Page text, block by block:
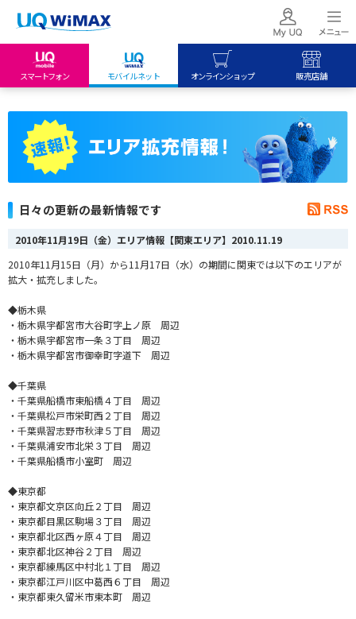
スマートフォン モバイルネット オンラインショップ 販売店舗
My UQ mobile
UQ mobile
UQ WiMAX
UQ WiMAX
日々の更新の最新情報です
2010年11月19日（金）エリア情報【関東エリア】 2010.11.19
2010年11月15日（月）から11月17日（水）の期間に関東では以下のエリアが
拡大・拡充しました。
◆栃木県
・栃木県宇都宮市大谷町字上ノ原 周辺
・栃木県宇都宮市一条３丁目 周辺
・栃木県宇都宮市御幸町字道下 周辺
◆千葉県
・千葉県船橋市東船橋４丁目 周辺
・千葉県松戸市栄町西２丁目 周辺
・千葉県習志野市秋津５丁目 周辺
・千葉県浦安市北栄３丁目 周辺
・千葉県船橋市小室町 周辺
◆東京都
・東京都文京区向丘２丁目 周辺
・東京都目黒区駒場３丁目 周辺
・東京都北区西ヶ原４丁目 周辺
・東京都北区神谷２丁目 周辺
・東京都練馬区中村北１丁目 周辺
・東京都江戸川区中葛西６丁目 周辺
・東京都東久留米市東本町 周辺